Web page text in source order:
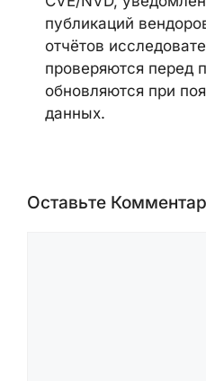
публикаций
отчётов
проверяются перед
обновляются при
данных.
Оставьте